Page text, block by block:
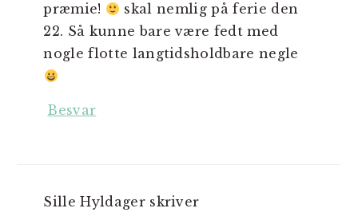
præmie!
skal nemlig på ferie den
22. Så kunne bare være fedt med
nogle flotte langtidsholdbare negle
Besvar
Sille Hyldager skriver